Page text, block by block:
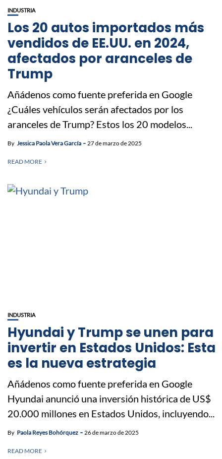
INDUSTRIA
Los 20 autos importados más
vendidos de EE.UU. en 2024,
afectados por aranceles de
Trump
Añádenos como fuente preferida en Google
¿Cuáles vehículos serán afectados por los
aranceles de Trump? Estos los 20 modelos...
By Jessica Paola Vera García 27 de marzo de 2025
READ MORE
INDUSTRIA
Hyundai y Trump se unen para
invertir en Estados Unidos: Esta
es la nueva estrategia
Añádenos como fuente preferida en Google
Hyundai anunció una inversión histórica de US$
20.000 millones en Estados Unidos, incluyendo...
By Paola Reyes Bohórquez 26 de marzo de 2025
READ MORE